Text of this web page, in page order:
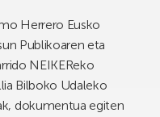
Herrero Eusko
Publikoaren eta
NEIKEReko
Bilboko Udaleko
dokumentua egiten